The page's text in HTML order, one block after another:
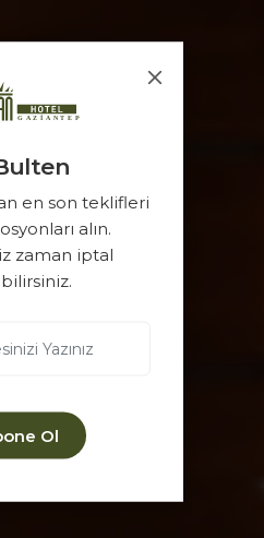
en son teklifleri
alın.
zaman iptal
Ol